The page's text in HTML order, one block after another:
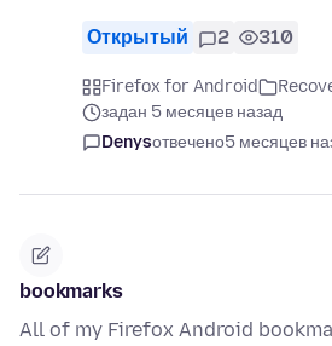
Открытый 2 310
Firefox for Android
задан 5 месяцев назад
Denysотвечено5 месяцев
bookmarks
All of my Firefox Android